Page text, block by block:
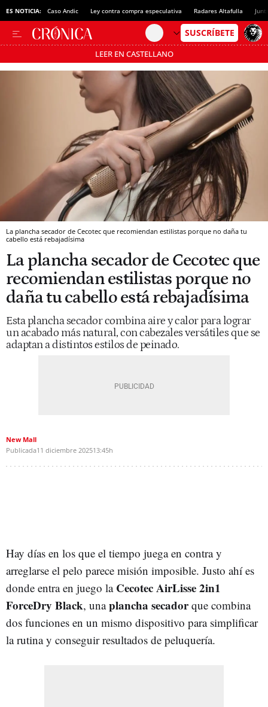
ES NOTICIA: Caso Andic Ley contra compra especulativa Radares Altafulla
LEER EN CASTELLANO
Pásate al MODO AHORRO
La plancha secador de Cecotec que recomiendan estilistas porque no daña tu
cabello está rebajadísima
La plancha secador de Cecotec que
recomiendan estilistas porque no
daña tu cabello está rebajadísima
Esta plancha secador combina aire y calor para lograr
un acabado más natural, con cabezales versátiles que se
adaptan a distintos estilos de peinado.
New Mall
Publicada11 diciembre 202513:45h
Hay días en los que el tiempo juega en contra y
arreglarse el pelo parece misión imposible. Justo ahí es
donde entra en juego la Cecotec AirLisse 2in1
ForceDry Black, unaplancha secadorque combina
dos funciones en un mismo dispositivo para simplificar
la rutina y conseguir resultados de peluquería.